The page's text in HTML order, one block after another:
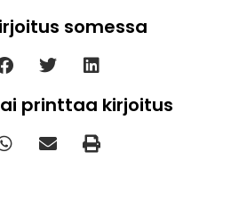
somessa
printtaa kirjoitus